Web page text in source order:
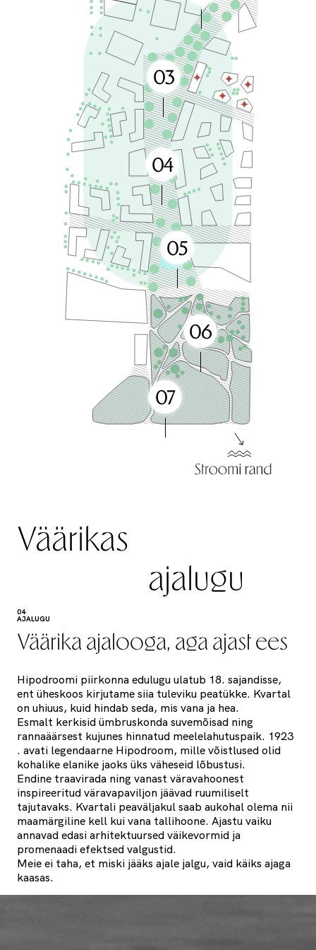
03 Peaväljak
04 Aktiivpark
05 Tiik ja
06
07 Pallimänguväljak
Väärikas
ajalugu
04
AJALUGU
Väärika ajalooga, aga ajast ees
Hipodroomi piirkonna edulugu ulatub 18. sajandisse,
ent üheskoos kirjutame siia tuleviku peatükke. Kvartal
on uhiuus, kuid hindab seda, mis vana ja hea.
Esmalt kerkisid ümbruskonda suvemõisad ning
rannaäärsest kujunes hinnatud meelelahutuspaik. 1923
. avati legendaarne Hipodroom, mille võistlused olid
kohalike elanike jaoks üks väheseid lõbustusi.
Endine traavirada ning vanast väravahoonest
inspireeritud väravapaviljon jäävad ruumiliselt
tajutavaks. Kvartali peaväljakul saab aukohal olema nii
maamärgiline kell kui vana tallihoone. Ajastu vaiku
annavad edasi arhitektuursed väikevormid ja
promenaadi efektsed valgustid.
Meie ei taha, et miski jääks ajale jalgu, vaid käiks ajaga
kaasas.